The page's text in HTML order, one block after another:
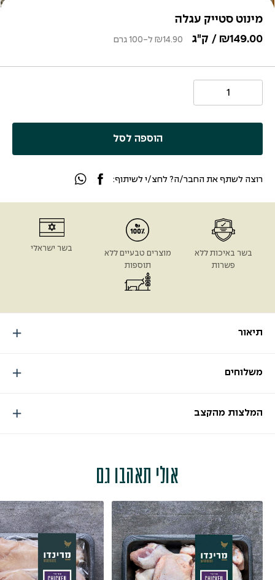
מינוט סטייק עגלה
₪149.00 / ק"ג ₪14.90 ל-100 גרם
הוספה לסל
תיאור
משלוחים
המלצות מהקצב
רוצה לשתף את החבר/ה? לחצ/י לשיתוף:
בשר באיכות ללא
פשרות
מוצרים טבעיים ללא
תוספות
בשר ישראלי
אולי תאהבו גם